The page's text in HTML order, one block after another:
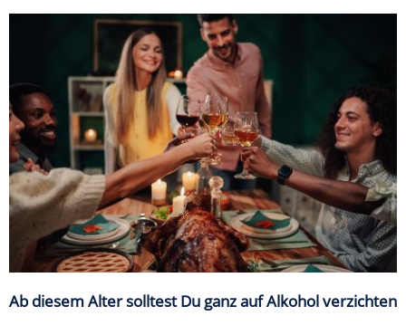
Ab diesem Alter solltest Du ganz auf Alkohol verzichten